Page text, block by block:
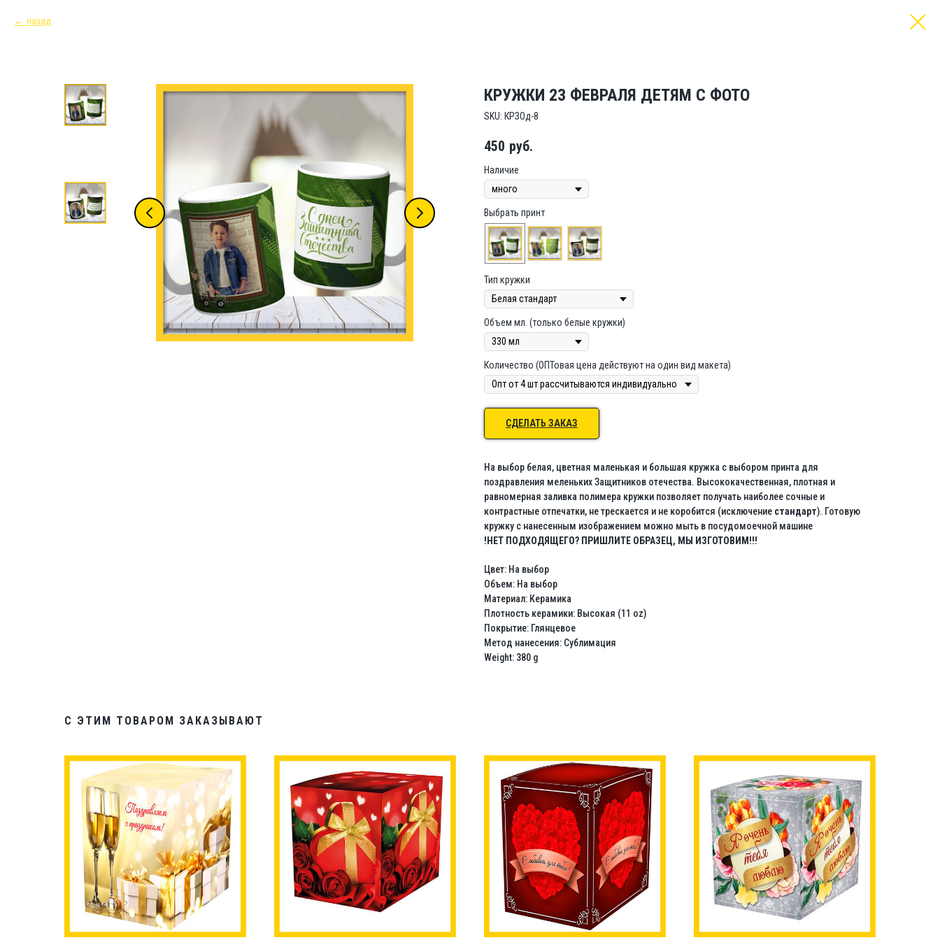
назад
КРУЖКИ 23 ФЕВРАЛЯ ДЕТЯМ С ФОТО
SKU: КРЗОд-8
450 руб.
Наличие
Выбрать принт
Тип кружки
Объем мл. (только белые кружки)
Количество (ОПТовая цена действуют на один вид макета)
СДЕЛАТЬ ЗАКАЗ
На выбор белая, цветная маленькая и большая кружка с выбором принта для
поздравления меленьких Защитников отечества. Высококачественная, плотная и
равномерная заливка полимера кружки позволяет получать наиболее сочные и
контрастные отпечатки, не трескается и не коробится (исключение стандарт). Готовую
кружку с нанесенным изображением можно мыть в посудомоечной машине
!НЕТ ПОДХОДЯЩЕГО? ПРИШЛИТЕ ОБРАЗЕЦ, МЫ ИЗГОТОВИМ!!!
Цвет: На выбор
Объем: На выбор
Материал: Керамика
Плотность керамики: Высокая (11 oz)
Покрытие: Глянцевое
Метод нанесения: Сублимация
Weight: 380 g
С ЭТИМ ТОВАРОМ ЗАКАЗЫВАЮТ